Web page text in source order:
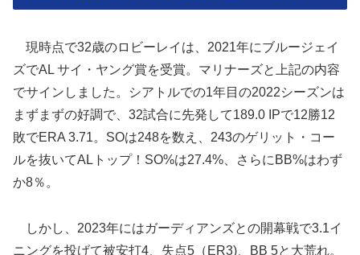
現時点で32歳のロビーレイは、2021年にブルージェイ
ズでAL サイ・ヤング賞を受賞。マリナーズと上記の内容
でサインしました。シアトルでの1年目の2022シーズンは
まずまずの好調で、32試合に先発して189.0 IPで12勝12
敗でERA 3.71。SOは248を数え、243のゲリット・コー
ルを抜いてALトップ！SO%は27.4%、さらにBB%はわず
か8％。
しかし、2023年にはガーディアンズとの開幕戦で3.1イ
ニングを投げて被安打4、失点5（ER3)、BB 5と大荒れ。